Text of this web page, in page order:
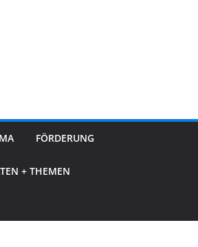
FÖRDERUNG
+ THEMEN